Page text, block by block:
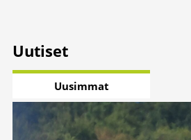
Uutiset
Uusimmat